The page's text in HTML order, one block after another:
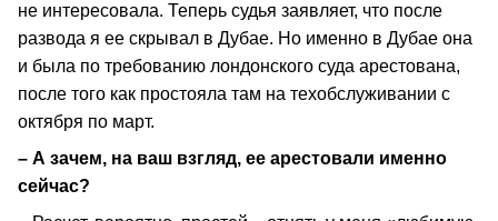
не интересовала. Теперь судья заявляет, что после
развода я ее скрывал в Дубае. Но именно в Дубае она
и была по требованию лондонского суда арестована,
после того как простояла там на техобслуживании с
октября по март.
– А зачем, на ваш взгляд, ее арестовали именно
сейчас?